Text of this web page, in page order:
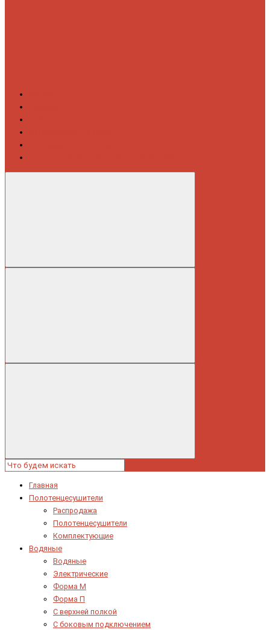
Главная
Полотенцесушители
Распродажа
Полотенцесушители
Комплектующие
Водяные
Водяные
Электрические
Форма М
Форма П
C верхней полкой
C боковым подключением